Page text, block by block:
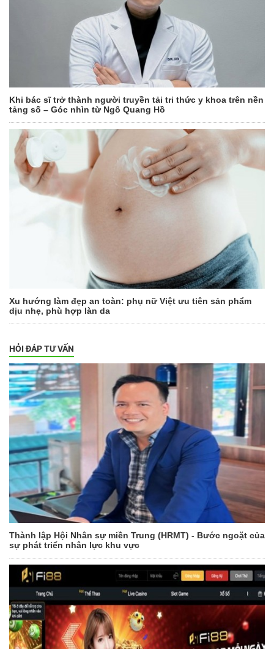
Khi bác sĩ trở thành người truyền tải tri thức y khoa trên nền
tảng số – Góc nhìn từ Ngô Quang Hồ
Xu hướng làm đẹp an toàn: phụ nữ Việt ưu tiên sản phẩm
dịu nhẹ, phù hợp làn da
HỎI ĐÁP TƯ VẤN
Thành lập Hội Nhân sự miền Trung (HRMT) - Bước ngoặt của
sự phát triển nhân lực khu vực